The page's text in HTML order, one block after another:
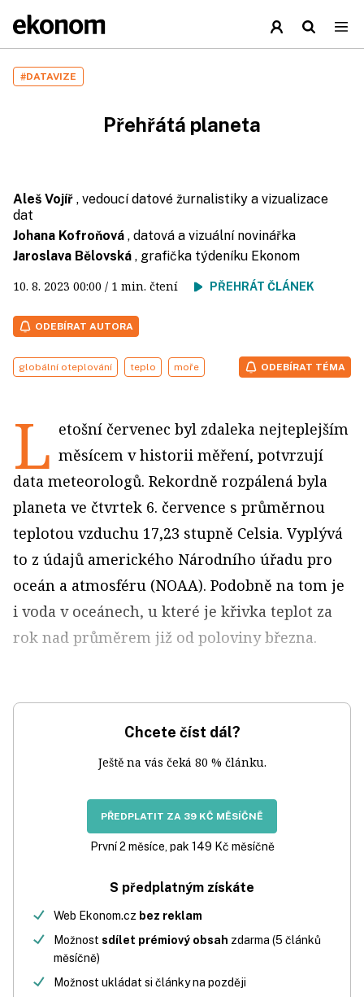
#DATAVIZE
Přehřátá planeta
Aleš Vojíř , vedoucí datové žurnalistiky a vizualizace
dat
Johana Kofroňová , datová a vizuální novinářka
Jaroslava Bělovská , grafička týdeníku Ekonom
10. 8. 2023 00:00 / 1 min. čtení PŘEHRÁT ČLÁNEK
ODEBÍRAT AUTORA
globální oteplování teplo moře ODEBÍRAT TÉMA
L etošní červenec byl zdaleka nejteplejším
měsícem v historii měření, potvrzují
data meteorologů. Rekordně rozpálená byla
planeta ve čtvrtek 6. července s průměrnou
teplotou vzduchu 17,23 stupně Celsia. Vyplývá
to z údajů amerického Národního úřadu pro
oceán a atmosféru (NOAA). Podobně na tom je
i voda v oceánech, u které je křivka teplot za
rok nad průměrem již od poloviny března.
Chcete číst dál?
Ještě na vás čeká 80 % článku.
PŘEDPLATIT ZA 39 KČ MĚSÍČNĚ
První 2 měsíce, pak 149 Kč měsíčně
S předplatným získáte
Web Ekonom.cz bez reklam
Možnost sdílet prémiový obsah zdarma (5 článků
měsíčně)
Možnost ukládat si články na později